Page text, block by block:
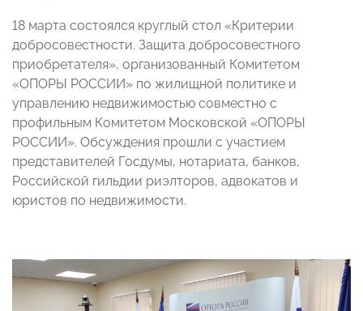
18 марта состоялся круглый стол «Критерии
добросовестности. Защита добросовестного
приобретателя», организованный Комитетом
«ОПОРЫ РОССИИ» по жилищной политике и
управлению недвижимостью совместно с
профильным Комитетом Московской «ОПОРЫ
РОССИИ». Обсуждения прошли с участием
представителей Госдумы, нотариата, банков,
Российской гильдии риэлторов, адвокатов и
юристов по недвижимости.